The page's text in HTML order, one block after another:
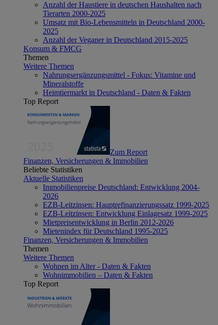
Anzahl der Haustiere in deutschen Haushalten nach
Tierarten 2000-2025
Umsatz mit Bio-Lebensmitteln in Deutschland 2000-
2025
Anzahl der Veganer in Deutschland 2015-2025
Konsum & FMCG
Themen
Weitere Themen
Nahrungsergänzungsmittel - Fokus: Vitamine und
Mineralstoffe
Heimtiermarkt in Deutschland - Daten & Fakten
Top Report
Zum Report
Finanzen, Versicherungen & Immobilien
Beliebte Statistiken
Aktuelle Statistiken
Immobilienpreise Deutschland: Entwicklung 2004-
2026
EZB-Leitzinsen: Hauptrefinanzierungssatz 1999-2025
EZB-Leitzinsen: Entwicklung Einlagesatz 1999-2025
Mietpreisentwicklung in Berlin 2012-2026
Mietenindex für Deutschland 1995-2025
Finanzen, Versicherungen & Immobilien
Themen
Weitere Themen
Wohnen im Alter - Daten & Fakten
Wohnimmobilien – Daten & Fakten
Top Report